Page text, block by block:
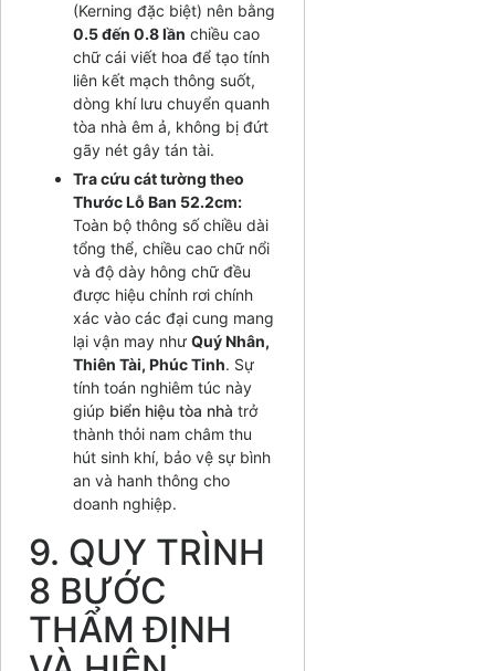
(Kerning đặc biệt) nên bằng
0.5 đến 0.8 lần chiều cao
chữ cái viết hoa để tạo tính
liên kết mạch thông suốt,
dòng khí lưu chuyển quanh
tòa nhà êm ả, không bị đứt
gãy nét gây tán tài.
Tra cứu cát tường theo
Thước Lỗ Ban 52.2cm:
Toàn bộ thông số chiều dài
tổng thể, chiều cao chữ nổi
và độ dày hông chữ đều
được hiệu chỉnh rơi chính
xác vào các đại cung mang
lại vận may như Quý Nhân,
Thiên Tài, Phúc Tinh. Sự
tính toán nghiêm túc này
giúp biển hiệu tòa nhà trở
thành thỏi nam châm thu
hút sinh khí, bảo vệ sự bình
an và hanh thông cho
doanh nghiệp.
9. QUY TRÌNH
8 BƯỚC
THẨM ĐỊNH